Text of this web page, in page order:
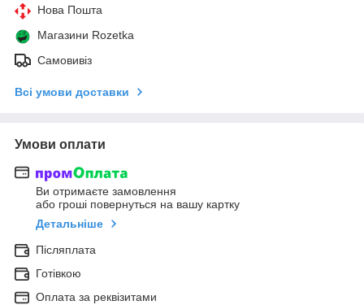
Нова Пошта
Магазини Rozetka
Самовивіз
Всі умови доставки
Умови оплати
Ви отримаєте замовлення
або гроші повернуться на вашу картку
Детальніше
Післяплата
Готівкою
Оплата за реквізитами